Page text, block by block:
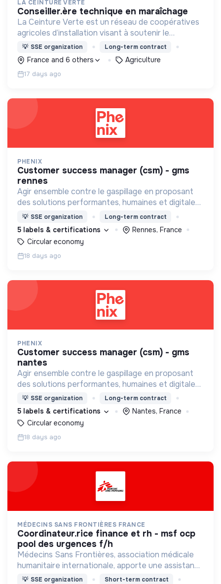
LA CEINTURE VERTE
conseiller.ère technique en maraîchage
La Ceinture Verte est un réseau de coopératives
agricoles d’installation visant à soutenir le
développement d’une filière locale en agriculture
biologique plus rémunératrice pour les
producteurs.
💡 SSE organization Long-term contract
France and 6 others Agriculture
17 days ago
PHENIX
customer success manager (csm) - gms
rennes
Agir ensemble contre le gaspillage en proposant
des solutions performantes, humaines et digitales,
qui profitent à tous.
💡 SSE organization Long-term contract
5 labels & certifications
Rennes, France
Circular economy
18 days ago
PHENIX
customer success manager (csm) - gms
nantes
Agir ensemble contre le gaspillage en proposant
des solutions performantes, humaines et digitales,
qui profitent à tous.
💡 SSE organization Long-term contract
5 labels & certifications
Nantes, France
Circular economy
18 days ago
MÉDECINS SANS FRONTIÈRES FRANCE
coordinateur.rice finance et rh - msf ocp
pool des urgences f/h
Médecins Sans Frontières, association médicale
humanitaire internationale, apporte une assistance
médicale à des populations dont la vie est
💡 SSE organization Short-term contract